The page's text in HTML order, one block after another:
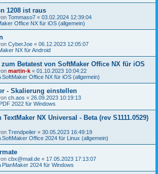
1208 ist raus
Tommaso7 « 03.02.2024 12:39:04
Office NX für iOS (allgemein)
CyberJoe « 06.12.2023 12:05:07
NX für Android
Betatest von SoftMaker Office NX für iOS
martin-k « 01.10.2023 10:04:22
SoftMaker Office NX für iOS (allgemein)
- Skalierung einstellen
ch.aos « 26.09.2023 10:19:13
2022 für Windows
TextMaker NX Universal - Beta (rev S1111.0529)
Trendpeiler « 30.05.2023 16:49:19
SoftMaker Office 2024 für Linux (allgemein)
cbx@mail.de « 17.05.2023 17:13:07
PlanMaker 2024 für Windows